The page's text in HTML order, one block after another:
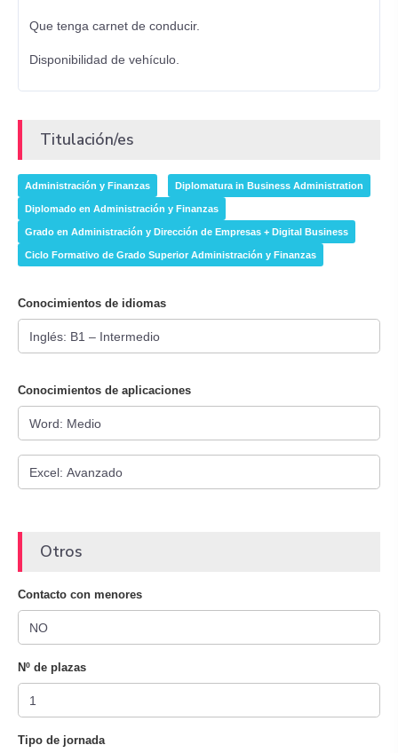
Que tenga carnet de conducir.
Disponibilidad de vehículo.
Titulación/es
Administración y Finanzas Diplomatura in Business Administration
Diplomado en Administración y Finanzas
Grado en Administración y Dirección de Empresas + Digital Business
Ciclo Formativo de Grado Superior Administración y Finanzas
Conocimientos de idiomas
Conocimientos de aplicaciones
Otros
Contacto con menores
Nº de plazas
Tipo de jornada